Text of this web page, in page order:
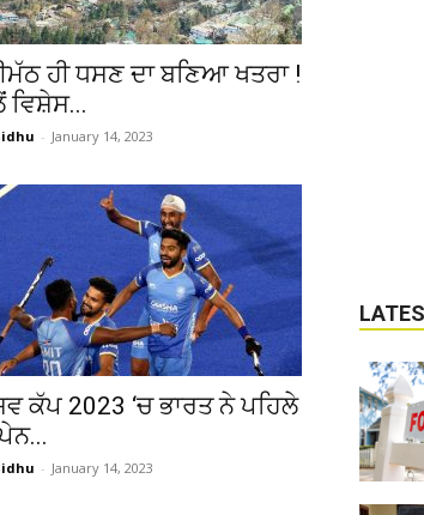
ਹੀ ਧਸਣ ਦਾ ਬਣਿਆ ਖਤਰਾ !
- January 14, 2023
ਕੱਪ 2023 ‘ਚ ਭਾਰਤ ਨੇ ਪਹਿਲੇ
- January 14, 2023